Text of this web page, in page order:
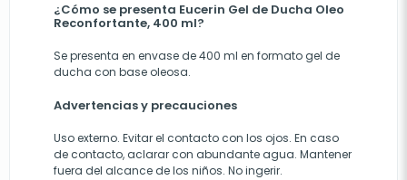
¿Cómo se presenta Eucerin Gel de Ducha Oleo
Reconfortante, 400 ml?
Se presenta en envase de 400 ml en formato gel de
ducha con base oleosa.
Advertencias y precauciones
Uso externo. Evitar el contacto con los ojos. En caso
de contacto, aclarar con abundante agua. Mantener
fuera del alcance de los niños. No ingerir.